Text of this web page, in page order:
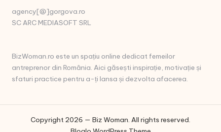
agency[@]gorgova.ro
SC ARC MEDIASOFT SRL
BizWoman.ro este un spațiu online dedicat femeilor
antreprenor din România. Aici găsești inspirație, motivație și
sfaturi practice pentru a-ți lansa și dezvolta afacerea.
Copyright 2026 — Biz Woman. All rights reserved.